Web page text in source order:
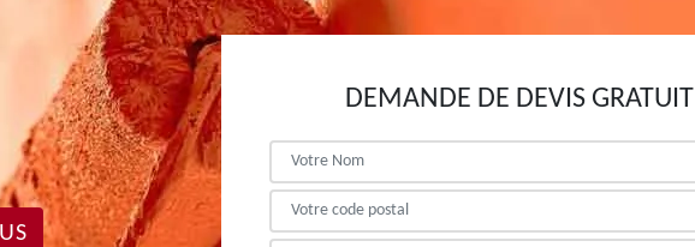
DEMANDE DE DEVIS GRATUIT